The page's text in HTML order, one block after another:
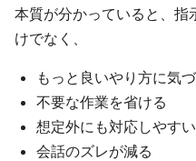
本質が分かっていると、指
けでなく、
もっと良いやり方に気
不要な作業を省ける
想定外にも対応しやすい
会話のズレが減る